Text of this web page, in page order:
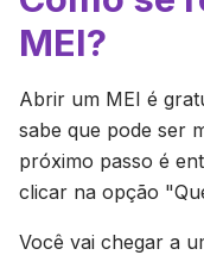
MEI?
Abrir um MEI é
sabe que pode ser
próximo passo é
clicar na opção
Você vai chegar a